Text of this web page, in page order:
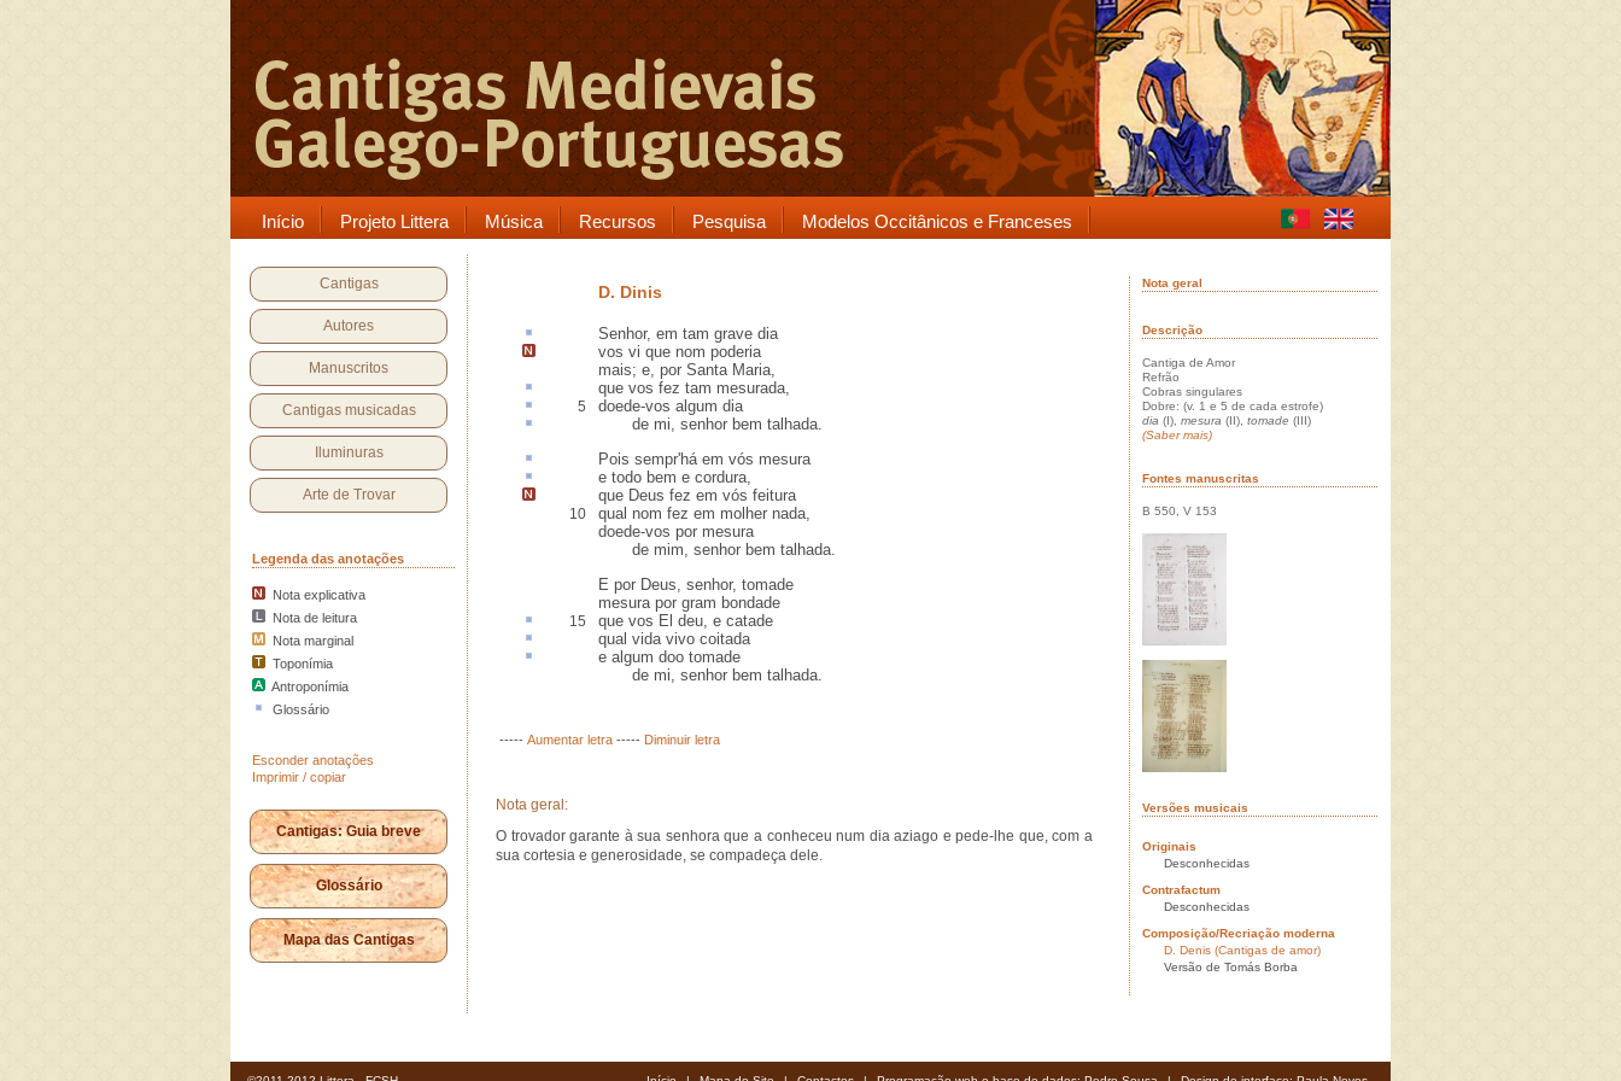
Início Projeto Littera Música Recursos Pesquisa Modelos Occitânicos e Franceses
Cantigas
Autores
Manuscritos
Cantigas musicadas
Iluminuras
Arte de Trovar
Legenda das anotações
Nota explicativa
Nota de leitura
Nota marginal
Toponímia
Antroponímia
Glossário
Esconder anotações
Imprimir / copiar
Cantigas: Guia breve
Glossário
Mapa das Cantigas
D. Dinis
Senhor, em tam grave dia
vos vi que nom poderia
mais; e, por Santa Maria,
que vos fez tam mesurada,
5 doede-vos algum dia
de mi, senhor bem talhada.
Pois sempr'há em vós mesura
e todo bem e cordura,
que Deus fez em vós feitura
10 qual nom fez em molher nada,
doede-vos por mesura
de mim, senhor bem talhada.
E por Deus, senhor, tomade
mesura por gram bondade
15 que vos El deu, e catade
qual vida vivo coitada
e algum doo tomade
de mi, senhor bem talhada.
----- Aumentar letra ----- Diminuir letra
Nota geral:
O trovador garante à sua senhora que a conheceu num dia aziago e pede-lhe que, com a
sua cortesia e generosidade, se compadeça dele.
Nota geral
Descrição
Cantiga de Amor
Refrão
Cobras singulares
Dobre: (v. 1 e 5 de cada estrofe)
dia (I), mesura (II), tomade (III)
(Saber mais)
Fontes manuscritas
B 550, V 153
Versões musicais
Originais
Desconhecidas
Contrafactum
Desconhecidas
Composição/Recriação moderna
D. Denis (Cantigas de amor)
Versão de Tomás Borba